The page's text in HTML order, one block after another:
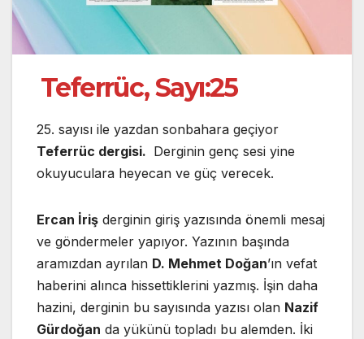
Teferrüc, Sayı:25
25. sayısı ile yazdan sonbahara geçiyor
Teferrüc dergisi. Derginin genç sesi yine
okuyuculara heyecan ve güç verecek.
Ercan İriş derginin giriş yazısında önemli mesaj
ve göndermeler yapıyor. Yazının başında
aramızdan ayrılan D. Mehmet Doğan’ın vefat
haberini alınca hissettiklerini yazmış. İşin daha
hazini, derginin bu sayısında yazısı olan Nazif
Gürdoğan da yükünü topladı bu alemden. İki